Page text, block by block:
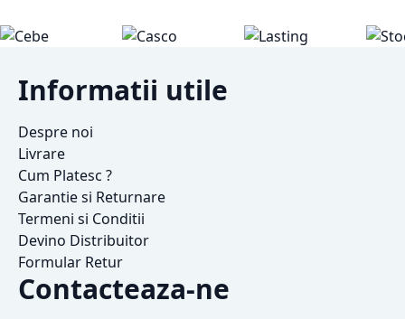
Informatii utile
Despre noi
Livrare
Cum Platesc ?
Garantie si Returnare
Termeni si Conditii
Devino Distribuitor
Formular Retur
Contacteaza-ne